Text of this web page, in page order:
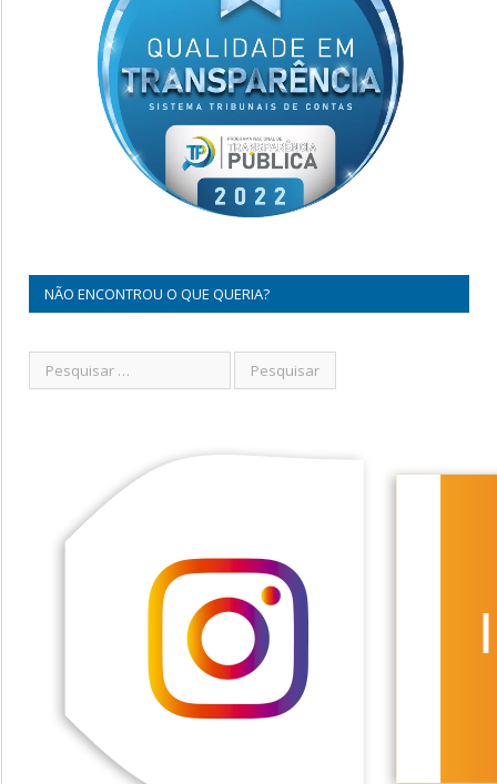
NÃO ENCONTROU O QUE QUERIA?